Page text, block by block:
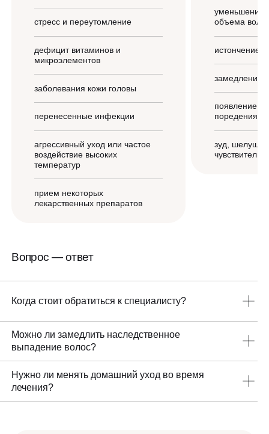
стресс и переутомление
дефицит витаминов и
микроэлементов
заболевания кожи головы
перенесенные инфекции
агрессивный уход или частое
воздействие высоких
температур
прием некоторых
лекарственных препаратов
уменьшение
объема
истончение
замедление
появление
поредения
зуд,
Вопрос — ответ
Когда стоит обратиться к специалисту?
дольше нескольких недель, заметно редеют в зоне висков
или макушки, а привычные средства ухода не дают
подходящую коррекцию.
Можно ли замедлить наследственное
выпадение волос?
контролировать процесс и поддерживать работу фолликулов.
Правильно подобранная терапия может уменьшить
Нужно ли менять домашний уход во время
лечения?